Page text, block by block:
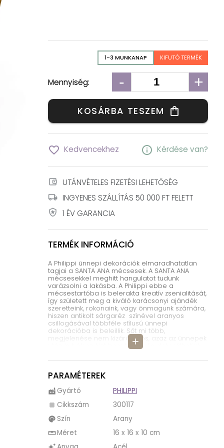
1-3 MUNKANAP KIFUTÓ TERMÉK
Mennyiség: - +
KOSÁRBA TESZEM shopping_bag
favorite_border Kedvencekhez info Kérdése van?
account_balance_wallet UTÁNVÉTELES FIZETÉSI LEHETŐSÉG
local_shipping INGYENES SZÁLLÍTÁS 50 000 FT FELETT
local_police 1 ÉV GARANCIA
TERMÉK INFORMÁCIÓ
add
A Philippi ünnepi dekorációk elmaradhatatlan
tagjai a SANTA ANA mécsesek. A SANTA ANA
mécsesekkel meghitt hangulatot tudunk
varázsolni a lakásba. A Philippi ebbe a
mécsestartóba is belerakta kreatív zsenialitását,
így született meg a kiváló karácsonyi ajándék
szeretteink, rokonaink, vagy önmagunk számára,
hiszen antikolt sárgaréz színével aranyos
csillogásával többféle stílusú ünnepi
dekorációba is beleillik. Sőt mi több,
megjelenése nem kizárólagos, azaz az ünnepek
után is bátran kint hagyhatjuk, és dekorálhatjuk
sütemények legyezőszerű csomagoló papírja
igazán szemet gyönyörködtető teamécsesek.
Egymás melelt csodásan mutatnak a csillogó-
villogó mécsesek.
A karácsony a legtöbb ember számára az év
együttlét a legfontosabb, az ünnepi asztalról
PARAMÉTEREK
factory Gyártó PHILIPPI
tag Cikkszám 300117
palette Szín Arany
straightenMéret 16 x 16 x 10 cm